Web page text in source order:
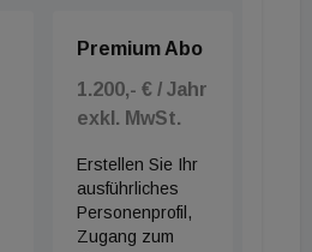
Premium Abo
1.200,- € / Jahr
exkl. MwSt.
Erstellen Sie Ihr
ausführliches
Personenprofil,
Zugang zum